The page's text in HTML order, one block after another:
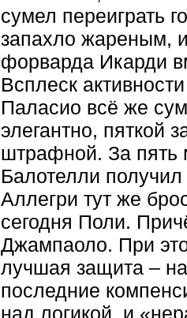
сумел переиграть
запахло жареным,
форварда Икарди
Всплеск
Паласио всё же
элегантно, пяткой
штрафной. За пять
Балотелли
Аллегри тут же
сегодня Поли.
Джампаоло. При
лучшая защита –
последние
над логикой, и